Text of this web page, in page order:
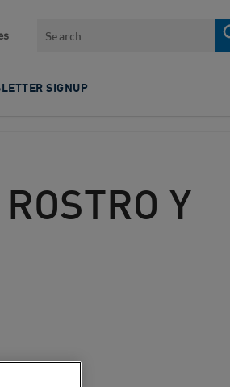
Search
SIGNUP
Y